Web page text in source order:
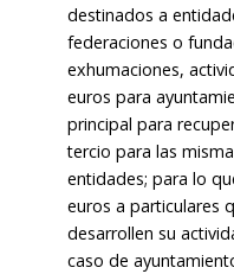
destinados a
federaciones o
exhumaciones,
euros para
principal para
tercio para las
entidades; para lo
euros a particulares
desarrollen su
caso de